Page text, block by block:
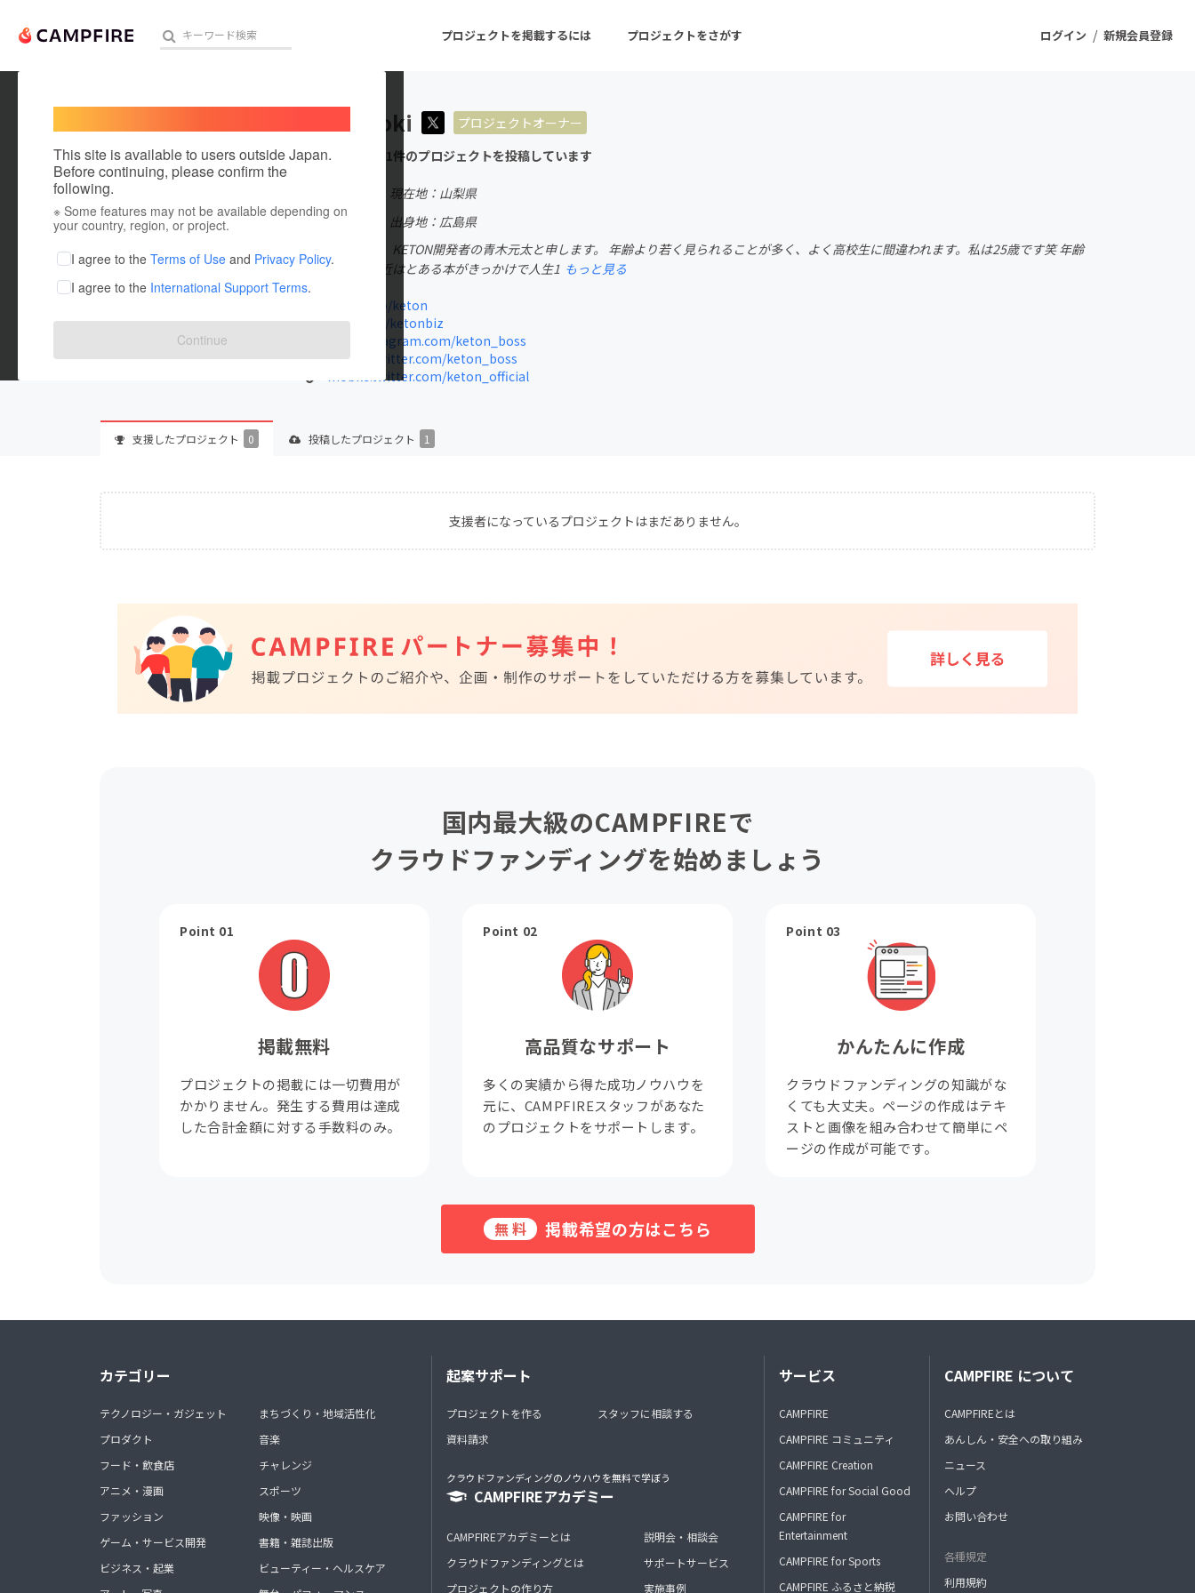
ログイン / 新規会員登録
プロジェクトを掲載するには プロジェクトをさがす
人気のプロジェクト 注目のリターン 注目の新着プロジェクト
アート・写真 音楽
テクノロジー・ガジェット
ゲーム・サービス開発 フード・飲食店
ファッション
映像・映画
ビジネス・起業
チャレンジ
まちづくり・地域活性化
CAMPFIREふるさと納税
This site is available to users outside Japan.
Before continuing, please confirm the
following.
※ Some features may not be available depending on
your country, region, or project.
I agree to the Terms of Use and Privacy Policy.
I agree to the International Support Terms.
Continue
gentaaoki
プロジェクトオーナー
これまでに1件のプロジェクトを投稿しています
現在地：山梨県
出身国：日本
出身地：広島県
はじめまして、KETON開発者の青木元太と申します。 年齢より若く見られることが多く、よく高校生に間違われます。私は25歳です笑 年齢
というと、最近はとある本がきっかけで人生1 もっと見る
r.goope.jp/keton
note.com/ketonbiz
www.instagram.com/keton_boss
mobile.twitter.com/keton_boss
mobile.twitter.com/keton_official
支援したプロジェクト 0 投稿したプロジェクト 1
支援者になっているプロジェクトはまだありません。
国内最大級のCAMPFIREで
クラウドファンディングを始めましょう
Point 01
掲載無料
プロジェクトの掲載には一切費用が
かかりません。発生する費用は達成
した合計金額に対する手数料のみ。
Point 02
高品質なサポート
多くの実績から得た成功ノウハウを
元に、CAMPFIREスタッフがあなた
のプロジェクトをサポートします。
Point 03
かんたんに作成
クラウドファンディングの知識がな
くても大丈夫。ページの作成はテキ
ストと画像を組み合わせて簡単にペ
ージの作成が可能です。
無料 掲載希望の方はこちら
カテゴリー
テクノロジー・ガジェット
プロダクト
フード・飲食店
アニメ・漫画
ファッション
ゲーム・サービス開発
ビジネス・起業
まちづくり・地域活性化
音楽
チャレンジ
スポーツ
映像・映画
書籍・雑誌出版
ビューティー・ヘルスケア
起案サポート
プロジェクトを作る
資料請求
スタッフに相談する
クラウドファンディングのノウハウを無料で学ぼう
CAMPFIREアカデミー
CAMPFIREアカデミーとは
クラウドファンディングとは
プロジェクトの作り方
説明会・相談会
サポートサービス
実施事例
サービス
CAMPFIRE
CAMPFIRE コミュニティ
CAMPFIRE Creation
CAMPFIRE for Social Good
CAMPFIRE for
Entertainment
CAMPFIRE for Sports
CAMPFIRE ふるさと納税
CAMPFIRE について
CAMPFIREとは
あんしん・安全への取り組み
ニュース
ヘルプ
お問い合わせ
各種規定
利用規約